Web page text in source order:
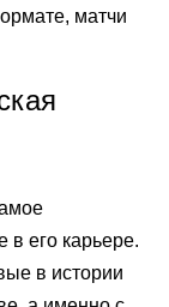
матчи
в его карьере.
в истории